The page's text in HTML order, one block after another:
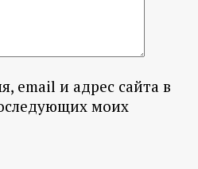
email и адрес сайта в
моих